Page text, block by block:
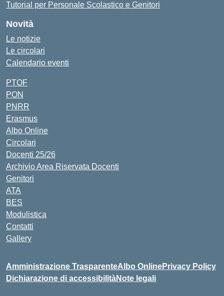
Tutorial per Personale Scolastico e Genitori
Novità
Le notizie
Le circolari
Calendario eventi
PTOF
PON
PNRR
Erasmus
Albo Online
Circolari
Docenti 25/26
Archivio Area Riservata Docenti
Genitori
ATA
BES
Modulistica
Contatti
Gallery
Amministrazione TrasparenteAlbo OnlinePrivacy Policy
Dichiarazione di accessibilitàNote legali